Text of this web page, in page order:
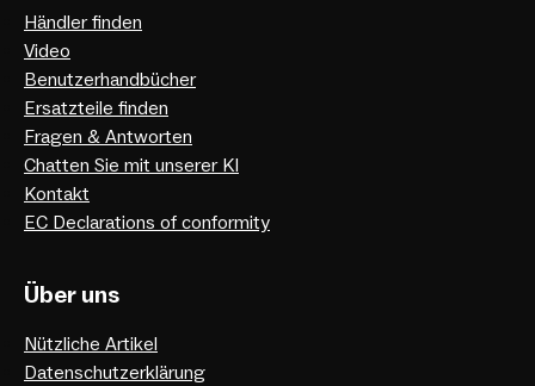
Händler finden
Video
Benutzerhandbücher
Ersatzteile finden
Fragen & Antworten
Chatten Sie mit unserer KI
Kontakt
EC Declarations of conformity
Über uns
Nützliche Artikel
Datenschutzerklärung